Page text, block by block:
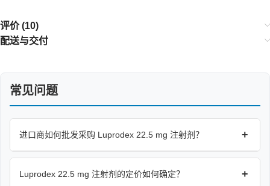
评价 (10)
配送与交付
常见问题
进口商如何批发采购 Luprodex 22.5 mg 注射剂？ +
Luprodex 22.5 mg 注射剂的定价如何确定？ +